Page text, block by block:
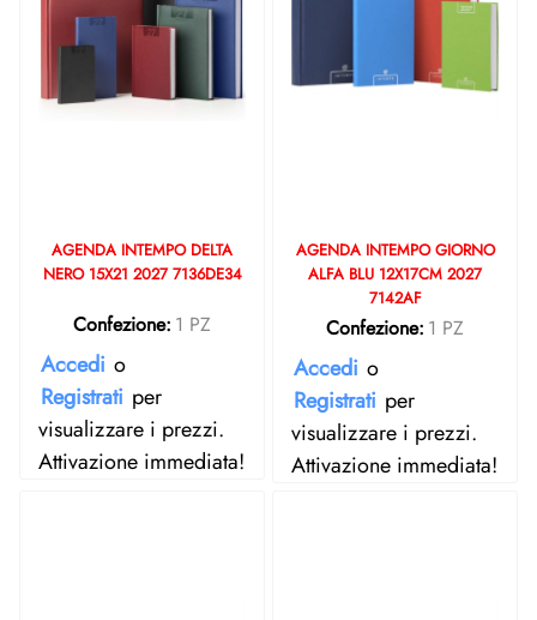
AGENDA INTEMPO DELTA
NERO 15X21 2027 7136DE34
Confezione: 1 PZ
Accedi o
Registrati per
visualizzare i prezzi.
Attivazione immediata!
AGENDA INTEMPO GIORNO
ALFA BLU 12X17CM 2027
7142AF
Confezione: 1 PZ
Accedi o
Registrati per
visualizzare i prezzi.
Attivazione immediata!